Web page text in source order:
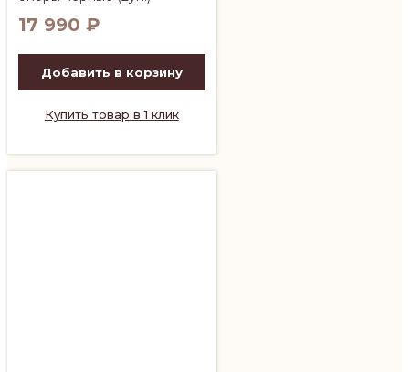
17 990 ₽
Добавить в корзину
Купить товар в 1 клик